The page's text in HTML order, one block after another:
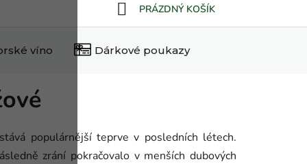
NÁKUPNÍ
KOŠÍK
PRÁZDNÝ KOŠÍK
víno Dárkové poukazy
populárnější teprve v posledních létech.
zrání pokračovalo v menších dubových